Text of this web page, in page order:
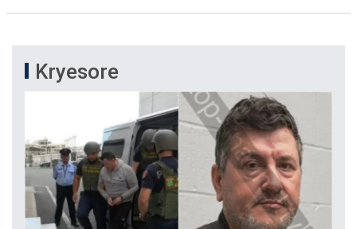
Kryesore